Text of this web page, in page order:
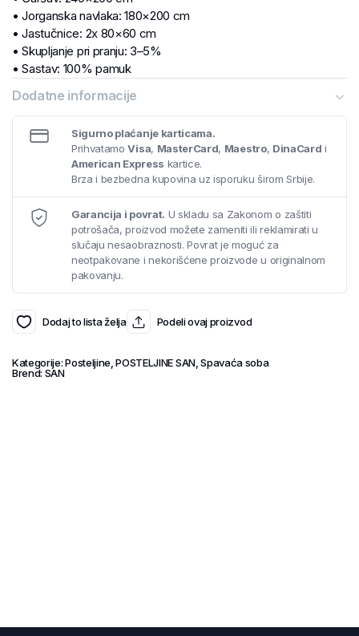
• Jorganska navlaka: 180×200 cm
• Jastučnice: 2x 80×60 cm
• Skupljanje pri pranju: 3–5%
• Sastav: 100% pamuk
• Gramatura: 125 g/m²
Dodatne informacije
Sigurno plaćanje karticama.
PrihvatamoVisa, MasterCard, Maestro, DinaCard i
American Express kartice.
Brza i bezbedna kupovina uz isporuku širom Srbije.
Garancija i povrat. U skladu sa Zakonom o zaštiti
potrošača, proizvod možete zameniti ili reklamirati u
slučaju nesaobraznosti. Povrat je moguć za
neotpakovane i nekorišćene proizvode u originalnom
pakovanju.
Dodaj to lista želja Podeli ovaj proizvod
Kategorije:Posteljine ,POSTELJINE SAN,Spavaća soba
Brend: SAN